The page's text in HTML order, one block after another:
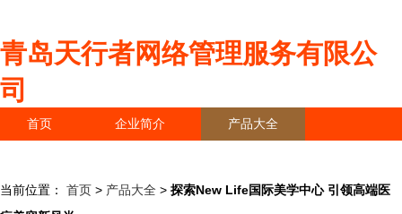
青岛天行者网络管理服务有限公
司
首页 企业简介 产品大全
当前位置： 首页 > 产品大全 > 探索New Life国际美学中心 引领高端医